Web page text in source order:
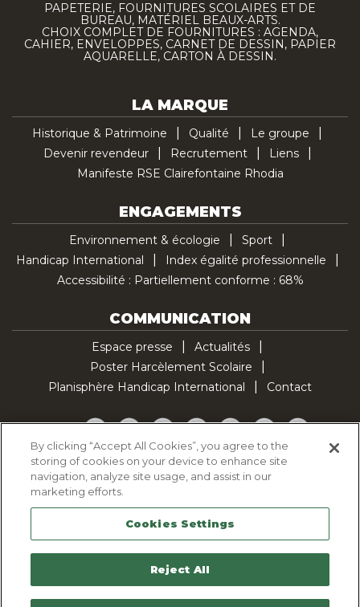
PAPETERIE, FOURNITURES SCOLAIRES ET DE
BUREAU, MATÉRIEL BEAUX-ARTS.
CHOIX COMPLET DE FOURNITURES : AGENDA,
CAHIER, ENVELOPPES, CARNET DE DESSIN, PAPIER
AQUARELLE, CARTON À DESSIN.
LA MARQUE
Historique & Patrimoine Qualité
Le groupe
Devenir revendeur
Recrutement
Liens
Manifeste RSE Clairefontaine Rhodia
ENGAGEMENTS
Environnement & écologie
Sport
Handicap International
Index égalité professionnelle
Accessibilité : Partiellement conforme : 68%
COMMUNICATION
Espace presse
Actualités
Poster Harcèlement Scolaire
Planisphère Handicap International
Contact
Facebook
TwitterYouTubePinterestInstagramLinkedInTikTok
Politique d'utilisation des cookies
Politique de confidentialité
Mentions légales
Plan du site
Contactez-nous
By clicking “Accept All Cookies”, you agree to the
storing of cookies on your device to enhance site
navigation, analyze site usage, and assist in our
marketing efforts.
Cookies Settings
Reject All